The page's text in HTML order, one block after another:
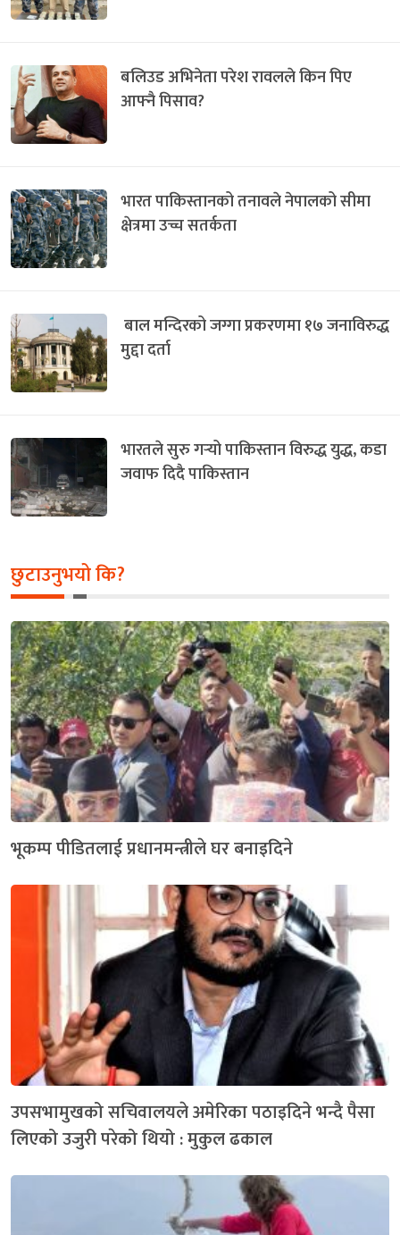
बलिउड अभिनेता परेश रावलले किन पिए
आफ्नै पिसाव?
भारत पाकिस्तानको तनावले नेपालको सीमा
क्षेत्रमा उच्च सतर्कता
बाल मन्दिरको जग्गा प्रकरणमा १७ जनाविरुद्ध
मुद्दा दर्ता
भारतले सुरु गर्‍यो पाकिस्तान विरुद्ध युद्ध, कडा
जवाफ दिदै पाकिस्तान
छुटाउनुभयो कि?
भूकम्प पीडितलाई प्रधानमन्त्रीले घर बनाइदिने
उपसभामुखको सचिवालयले अमेरिका पठाइदिने भन्दै पैसा
लिएको उजुरी परेको थियो : मुकुल ढकाल